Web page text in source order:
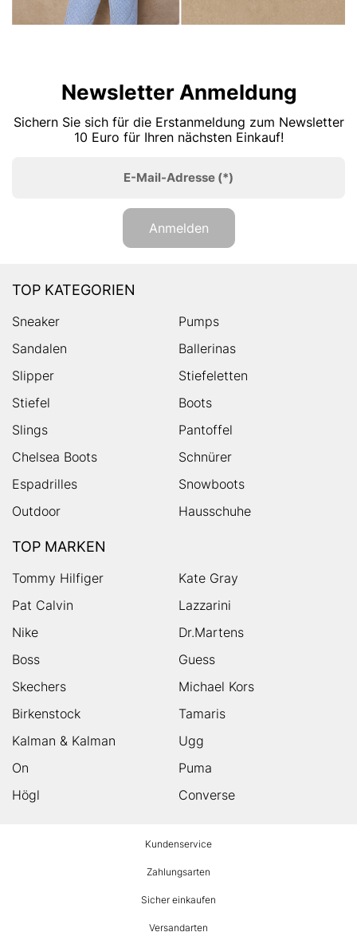
Newsletter Anmeldung
Sichern Sie sich für die Erstanmeldung zum Newsletter
10 Euro für Ihren nächsten Einkauf!
E-Mail-Adresse (*)
Anmelden
TOP KATEGORIEN
Sneaker
Pumps
Sandalen
Ballerinas
Slipper
Stiefeletten
Stiefel
Boots
Slings
Pantoffel
Chelsea Boots
Schnürer
Espadrilles
Snowboots
Outdoor
Hausschuhe
TOP MARKEN
Tommy Hilfiger
Kate Gray
Pat Calvin
Lazzarini
Nike
Dr.Martens
Boss
Guess
Skechers
Michael Kors
Birkenstock
Tamaris
Kalman & Kalman
Ugg
On
Puma
Högl
Converse
Kundenservice
Zahlungsarten
Sicher einkaufen
Versandarten